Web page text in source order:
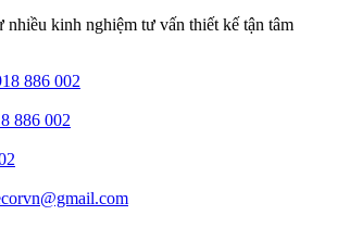
kinh nghiệm tư vấn thiết kế tận tâm
886 002
886 002